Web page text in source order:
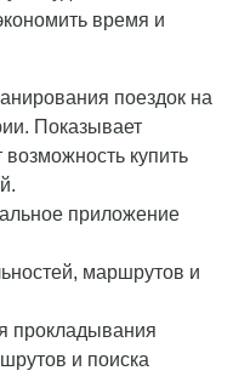
время и
поездок на
Показывает
купить
приложение
маршрутов и
прокладывания
и поиска